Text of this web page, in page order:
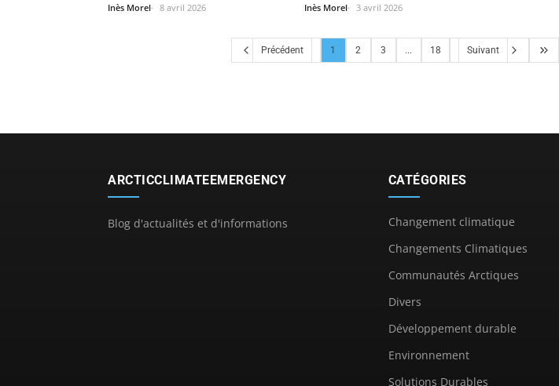
Inès Morel 8 avril 2026 Inès Morel 3 avril 2026
Précédent 1 2 3 ... 18 Suivant
ARCTICCLIMATEEMERGENCY
Blog d'actualités et d'informations
CATÉGORIES
Changement climatique
Changements Climatiques
Communautés Arctiques
Divers
Développement durable
Environnement
Solutions Durables